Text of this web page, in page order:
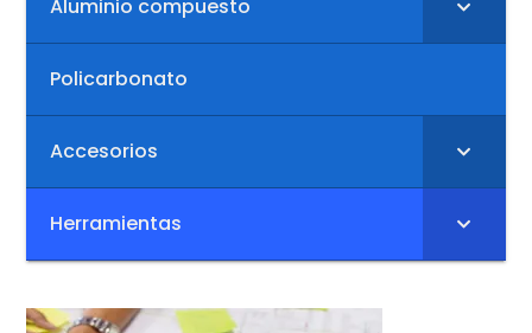
Aluminio compuesto
Policarbonato
Accesorios
Herramientas